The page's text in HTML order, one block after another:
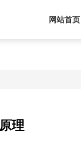
网站首页
理